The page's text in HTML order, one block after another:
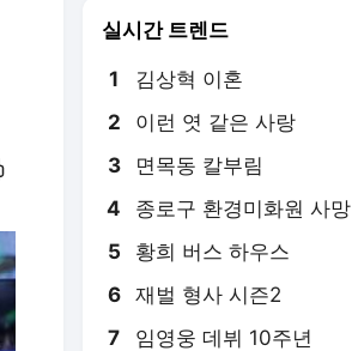
실시간 트렌드
1 김상혁 이혼
2 이런 엿 같은 사랑
3 면목동 칼부림
4 종로구 환경미화원 사망
5 황희 버스 하우스
6 재벌 형사 시즌2
7 임영웅 데뷔 10주년